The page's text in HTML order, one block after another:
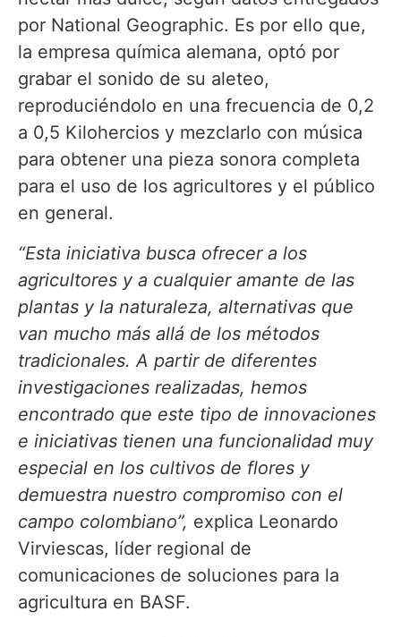
por National Geographic. Es por ello que,
la empresa química alemana, optó por
grabar el sonido de su aleteo,
reproduciéndolo en una frecuencia de 0,2
a 0,5 Kilohercios y mezclarlo con música
para obtener una pieza sonora completa
para el uso de los agricultores y el público
en general.
“Esta iniciativa busca ofrecer a los
agricultores y a cualquier amante de las
plantas y la naturaleza, alternativas que
van mucho más allá de los métodos
tradicionales. A partir de diferentes
investigaciones realizadas, hemos
encontrado que este tipo de innovaciones
e iniciativas tienen una funcionalidad muy
especial en los cultivos de flores y
demuestra nuestro compromiso con el
campo colombiano”, explica Leonardo
Virviescas, líder regional de
comunicaciones de soluciones para la
agricultura en BASF.